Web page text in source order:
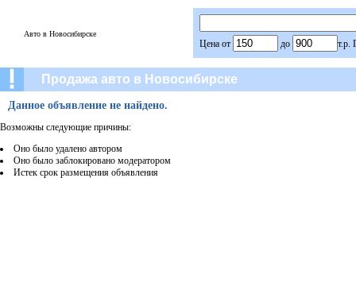
Авто в Новосибирске
Цена от до т.р.
Продажа авто в Новосибирске
Данное объявление не найдено.
Возможны следующие причины:
Оно было удалено автором
Оно было заблокировано модератором
Истек срок размещения объявления